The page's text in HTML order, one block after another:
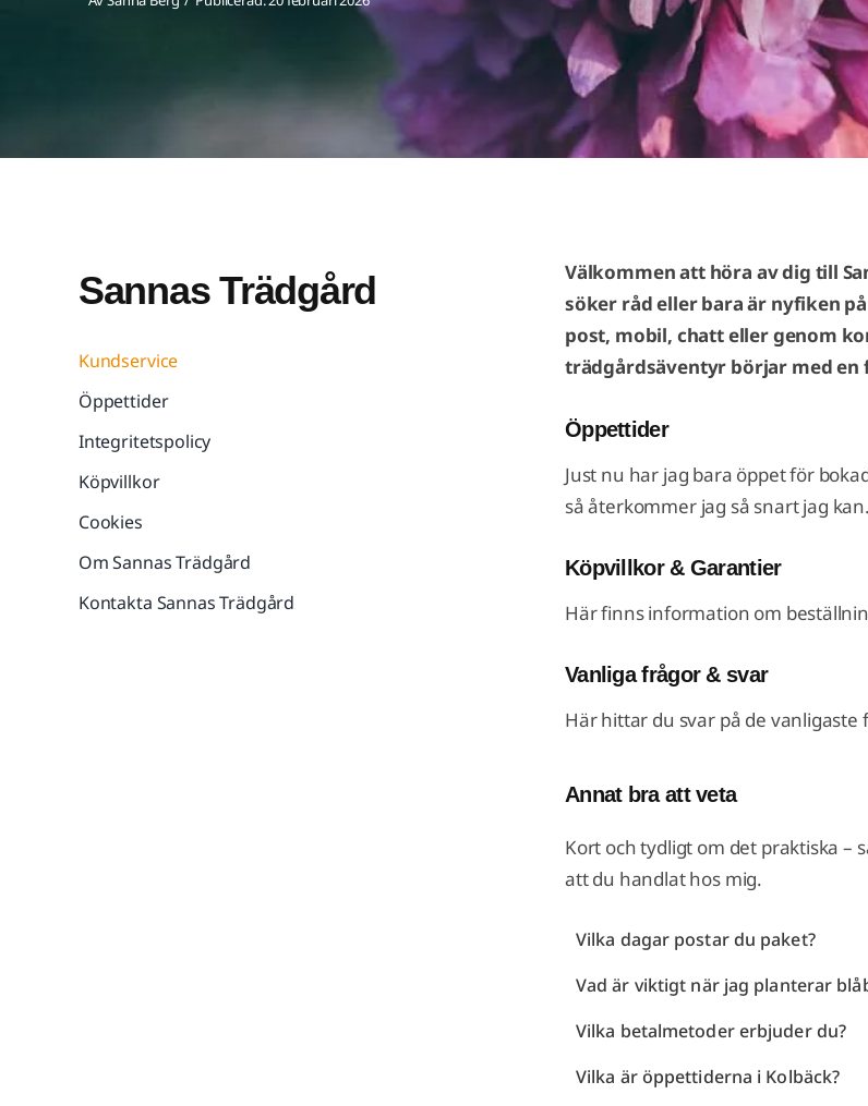
Sannas Trädgård
Kundservice
Öppettider
Integritetspolicy
Köpvillkor
Cookies
Om Sannas Trädgård
Kontakta Sannas Trädgård
Välkommen att höra av dig till
söker råd eller bara är nyfiken
post, mobil, chatt eller genom
trädgårdsäventyr börjar med en
Öppettider
Just nu har jag bara öppet för
så återkommer jag så snart jag kan.
Köpvillkor & Garantier
Här finns information om
Vanliga frågor & svar
Här hittar du svar på de vanligaste
Annat bra att veta
Kort och tydligt om det praktiska –
att du handlat hos mig.
Vilka dagar postar du paket?
Vad är viktigt när jag planterar
Vilka betalmetoder erbjuder du?
Vilka är öppettiderna i Kolbäck?